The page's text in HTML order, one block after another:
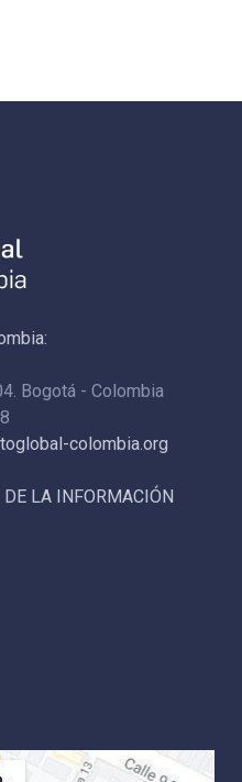
Bogotá - Colombia
colombia.org
LA INFORMACIÓN